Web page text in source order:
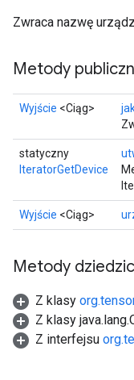
Zwraca nazwę
Metody
Wyjście <Ciąg>
statyczny
IteratorGetDevice
Wyjście <Ciąg>
Metody
Z klasy
Z klasy
Z interfejsu